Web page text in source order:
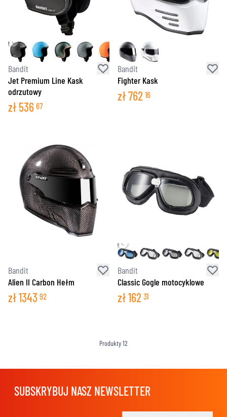
Bandit
Jet Premium Line Kask
odrzutowy
zł536 67
Bandit
Fighter Kask
zł762 16
Bandit
Alien II Carbon Hełm
zł1343 92
Bandit
Classic Gogle motocyklowe
zł162 31
Produkty12
SUBSKRYBUJ NASZ NEWSLETTER